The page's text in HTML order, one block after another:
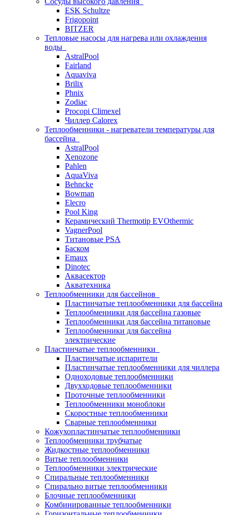
ESK Schultze
Frigopoint
BITZER
Тепловые насосы для нагрева или охлаждения
воды
AstralPool
Fairland
Aquaviva
Brilix
Phnix
Zodiac
Procopi Climexel
Чиллер Calorex
Теплообменники - нагреватели температуры для
бассейна
AstralPool
Xenozone
Pahlen
AquaViva
Behncke
Bowman
Elecro
Pool King
Керамический Thermotip EVOthermic
VagnerPool
Титановые PSA
Баском
Emaux
Dinotec
Аквасектор
Акватехника
Теплообменники для бассейнов
Пластинчатые теплообменники для бассейна
Теплообменники для бассейна газовые
Теплообменники для бассейна титановые
Теплообменники для бассейна
электрические
Пластинчатые теплообменники
Пластинчатые испарители
Пластинчатые теплообменники для чиллера
Одноходовые теплообменники
Двухходовые теплообменники
Проточные теплообменники
Теплообменники моноблоки
Скоростные теплообменники
Сварные теплообменники
Кожухопластинчатые теплообменники
Теплообменники трубчатые
Жидкостные теплообменники
Витые теплообменники
Теплообменники электрические
Спиральные теплообменники
Спирально витые теплообменники
Блочные теплообменники
Комбинированные теплообменники